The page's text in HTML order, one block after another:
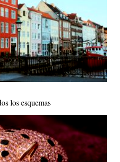
los esquemas